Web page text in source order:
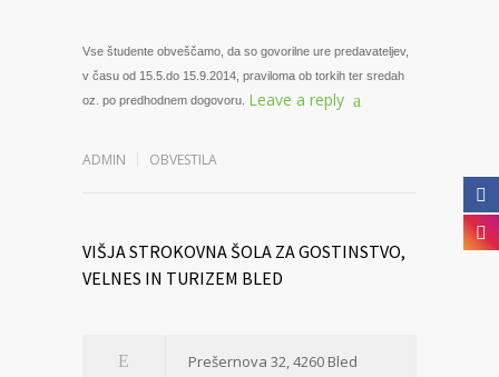
Vse študente obveščamo, da so govorilne ure predavateljev,
v času od 15.5.do 15.9.2014, praviloma ob torkih ter sredah
oz. po predhodnem dogovoru. Leave a reply
ADMIN OBVESTILA
VIŠJA STROKOVNA ŠOLA ZA GOSTINSTVO,
VELNES IN TURIZEM BLED
Prešernova 32, 4260 Bled